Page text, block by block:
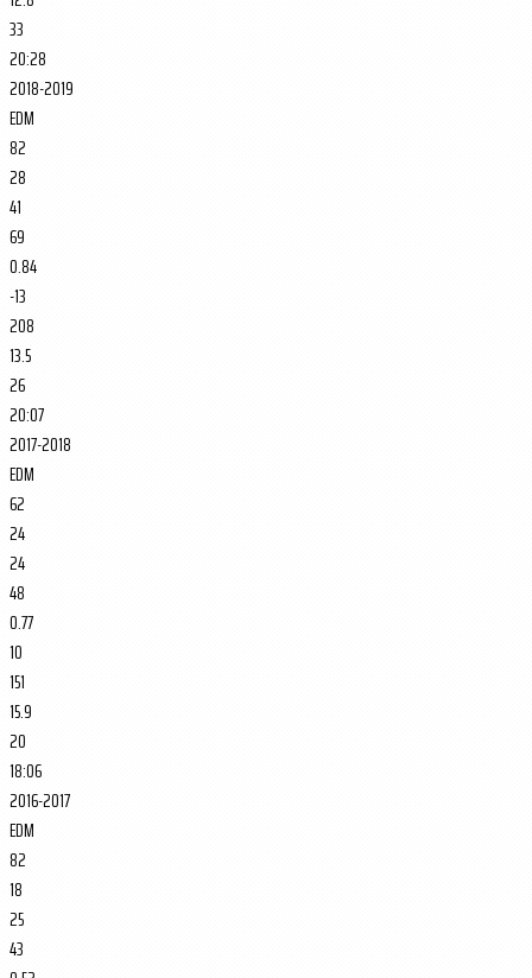
33
20:28
2018-2019
EDM
82
28
41
69
0.84
-13
208
13.5
26
20:07
2017-2018
EDM
62
24
24
48
0.77
10
151
15.9
20
18:06
2016-2017
EDM
82
18
25
43